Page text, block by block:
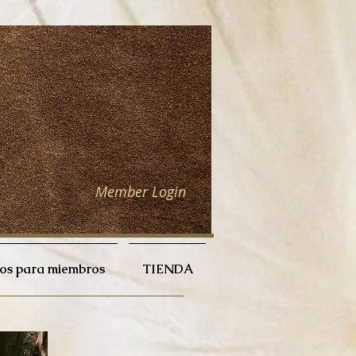
Member Login
para miembros TIENDA